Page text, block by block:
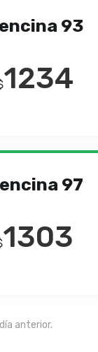
93
1234
97
1303
anterior.